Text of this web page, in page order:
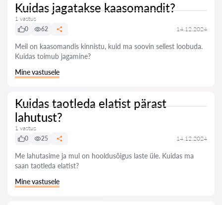
Kuidas jagatakse kaasomandit?
1 vastus
0
62 14.12.2024
Meil on kaasomandis kinnistu, kuid ma soovin sellest loobuda.
Kuidas toimub jagamine?
Mine vastusele
Kuidas taotleda elatist pärast
lahutust?
1 vastus
0
25 14.12.2024
Me lahutasime ja mul on hooldusõigus laste üle. Kuidas ma
saan taotleda elatist?
Mine vastusele